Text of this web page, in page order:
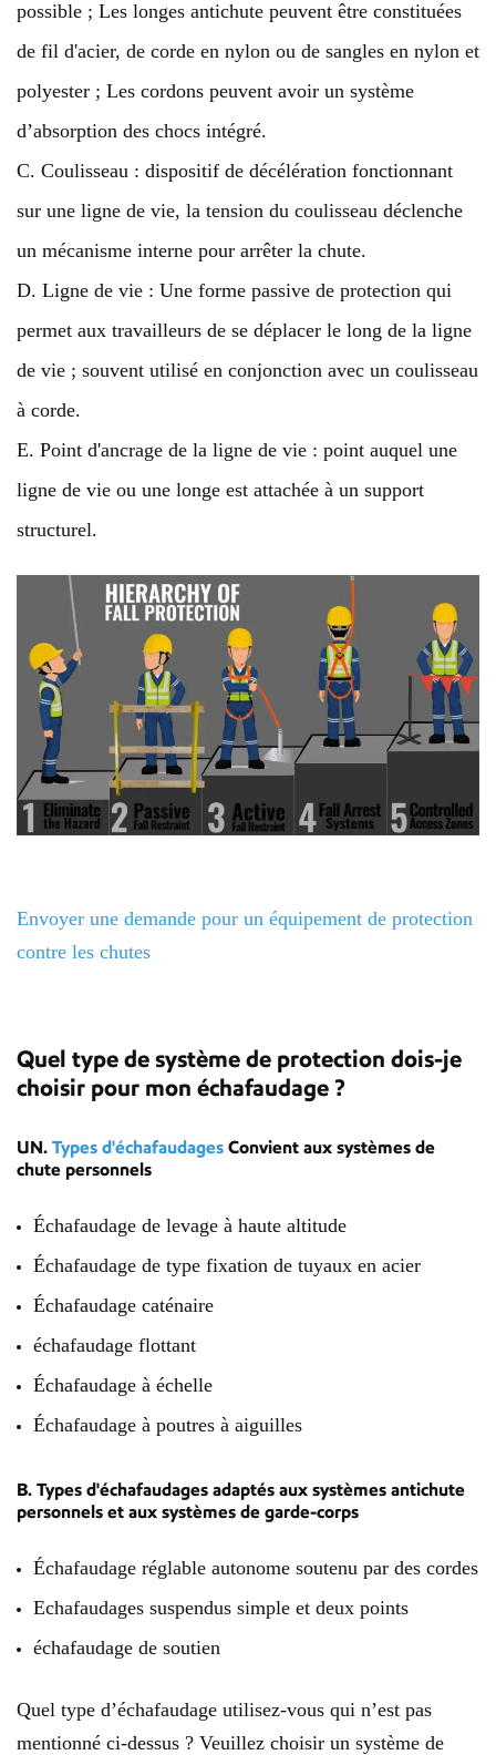
possible ; Les longes antichute peuvent être constituées
de fil d'acier, de corde en nylon ou de sangles en nylon et
polyester ; Les cordons peuvent avoir un système
d’absorption des chocs intégré.
C. Coulisseau : dispositif de décélération fonctionnant
sur une ligne de vie, la tension du coulisseau déclenche
un mécanisme interne pour arrêter la chute.
D. Ligne de vie : Une forme passive de protection qui
permet aux travailleurs de se déplacer le long de la ligne
de vie ; souvent utilisé en conjonction avec un coulisseau
à corde.
E. Point d'ancrage de la ligne de vie : point auquel une
ligne de vie ou une longe est attachée à un support
structurel.
Envoyer une demande pour un équipement de protection
contre les chutes
Quel type de système de protection dois-je
choisir pour mon échafaudage ?
UN. Types d'échafaudages Convient aux systèmes de
chute personnels
Échafaudage de levage à haute altitude
Échafaudage de type fixation de tuyaux en acier
Échafaudage caténaire
échafaudage flottant
Échafaudage à échelle
Échafaudage à poutres à aiguilles
B. Types d'échafaudages adaptés aux systèmes antichute
personnels et aux systèmes de garde-corps
Échafaudage réglable autonome soutenu par des cordes
Echafaudages suspendus simple et deux points
échafaudage de soutien
Quel type d’échafaudage utilisez-vous qui n’est pas
mentionné ci-dessus ? Veuillez choisir un système de